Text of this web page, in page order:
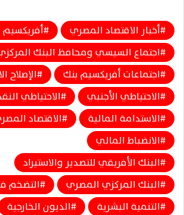
أخبار الاقتصاد المصري
أفريكسيم
اجتماع السيسي ومحافظ البنك
اجتماعات أفريكسيم بنك
الإصلاح
الاحتياطي الأجنبي
الاحتياطي
الاستدامة المالية
الاقتصاد
الانضباط المالي
البنك الأفريقي للتصدير والاستيراد
البنك المركزي المصري
التضخم
التنمية البشرية
الديون الخارجية